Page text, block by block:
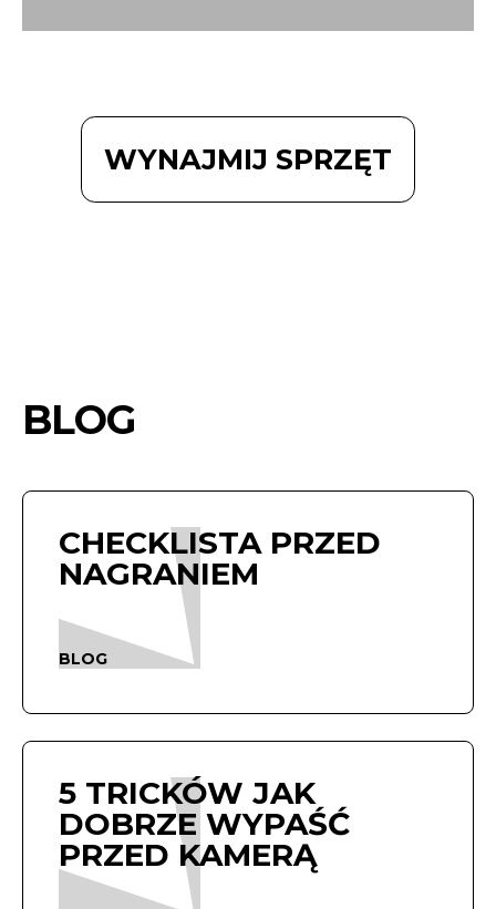
WYNAJMIJ SPRZĘT
BLOG
CHECKLISTA PRZED
NAGRANIEM
BLOG
5 TRICKÓW JAK
DOBRZE WYPAŚĆ
PRZED KAMERĄ